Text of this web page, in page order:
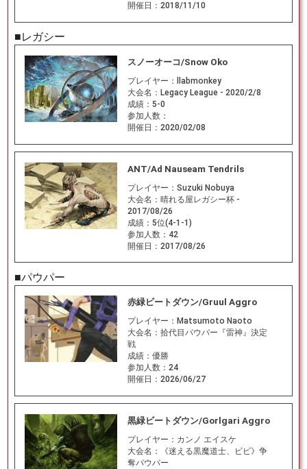
開催日： 2018/11/10
■レガシー
スノーオーコ/Snow Oko
プレイヤー：
llabmonkey
大会名： Legacy League - 2020/2/8
成績： 5-0
参加人数：
開催日： 2020/02/08
ANT/Ad Nauseam Tendrils
プレイヤー： Suzuki Nobuya
大会名： 晴れる屋レガシー杯 -
2017/08/26
成績： 5位(4-1-1)
参加人数： 42
開催日： 2017/08/26
■パウパー
赤緑ビートダウン/Gruul Aggro
プレイヤー： Matsumoto Naoto
大会名： 拾代目パウパー『雷神』決定
戦
成績： 優勝
参加人数： 24
開催日： 2026/06/27
黒緑ビートダウン/Gorlgari Aggro
プレイヤー： カンノ エイスケ
大会名：
《迷える黒魔道士、ビビ》争
奪パウパー